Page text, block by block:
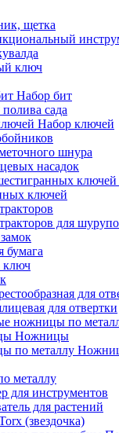
щетка
ключ
Набор бит
сада
Набор ключей
шнура
насадок
ключей
для
бумага
ключ
для
для отвертки
ножницы по
Ножницы
металлу
для инструментов
для растений
(звездочка)